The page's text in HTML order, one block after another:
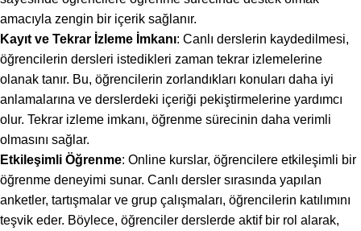
amacıyla zengin bir içerik sağlanır.
Kayıt ve Tekrar İzleme İmkanı: Canlı derslerin kaydedilmesi,
öğrencilerin dersleri istedikleri zaman tekrar izlemelerine
olanak tanır. Bu, öğrencilerin zorlandıkları konuları daha iyi
anlamalarına ve derslerdeki içeriği pekiştirmelerine yardımcı
olur. Tekrar izleme imkanı, öğrenme sürecinin daha verimli
olmasını sağlar.
Etkileşimli Öğrenme: Online kurslar, öğrencilere etkileşimli bir
öğrenme deneyimi sunar. Canlı dersler sırasında yapılan
anketler, tartışmalar ve grup çalışmaları, öğrencilerin katılımını
teşvik eder. Böylece, öğrenciler derslerde aktif bir rol alarak,